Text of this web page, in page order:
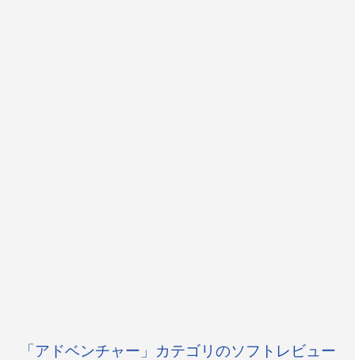
「アドベンチャー」カテゴリのソフトレビュー